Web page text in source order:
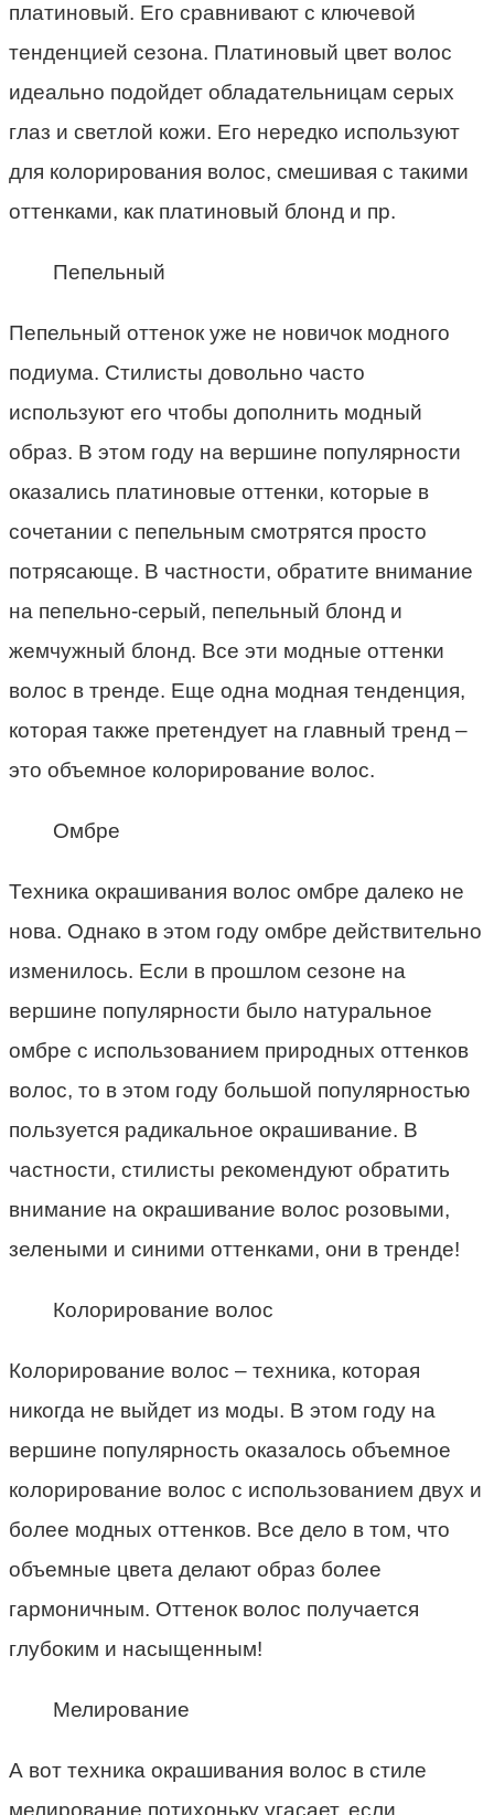
платиновый. Его сравнивают с ключевой
тенденцией сезона. Платиновый цвет волос
идеально подойдет обладательницам серых
глаз и светлой кожи. Его нередко используют
для колорирования волос, смешивая с такими
оттенками, как платиновый блонд и пр.
Пепельный
Пепельный оттенок уже не новичок модного
подиума. Стилисты довольно часто
используют его чтобы дополнить модный
образ. В этом году на вершине популярности
оказались платиновые оттенки, которые в
сочетании с пепельным смотрятся просто
потрясающе. В частности, обратите внимание
на пепельно-серый, пепельный блонд и
жемчужный блонд. Все эти модные оттенки
волос в тренде. Еще одна модная тенденция,
которая также претендует на главный тренд –
это объемное колорирование волос.
Омбре
Техника окрашивания волос омбре далеко не
нова. Однако в этом году омбре действительно
изменилось. Если в прошлом сезоне на
вершине популярности было натуральное
омбре с использованием природных оттенков
волос, то в этом году большой популярностью
пользуется радикальное окрашивание. В
частности, стилисты рекомендуют обратить
внимание на окрашивание волос розовыми,
зелеными и синими оттенками, они в тренде!
Колорирование волос
Колорирование волос – техника, которая
никогда не выйдет из моды. В этом году на
вершине популярность оказалось объемное
колорирование волос с использованием двух и
более модных оттенков. Все дело в том, что
объемные цвета делают образ более
гармоничным. Оттенок волос получается
глубоким и насыщенным!
Мелирование
А вот техника окрашивания волос в стиле
мелирование потихоньку угасает, если